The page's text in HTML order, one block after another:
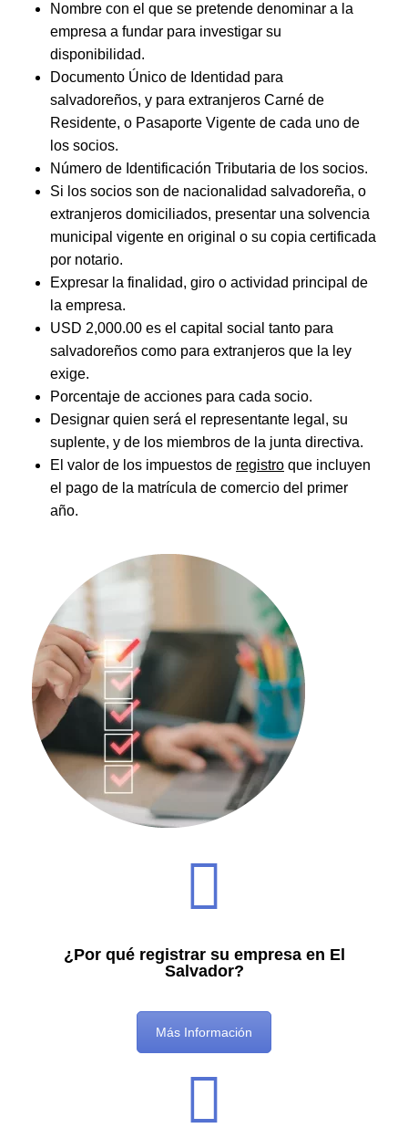
Nombre con el que se pretende denominar a la
empresa a fundar para investigar su
disponibilidad.
Documento Único de Identidad para
salvadoreños, y para extranjeros Carné de
Residente, o Pasaporte Vigente de cada uno de
los socios.
Número de Identificación Tributaria de los socios.
Si los socios son de nacionalidad salvadoreña, o
extranjeros domiciliados, presentar una solvencia
municipal vigente en original o su copia certificada
por notario.
Expresar la finalidad, giro o actividad principal de
la empresa.
USD 2,000.00 es el capital social tanto para
salvadoreños como para extranjeros que la ley
exige.
Porcentaje de acciones para cada socio.
Designar quien será el representante legal, su
suplente, y de los miembros de la junta directiva.
El valor de los impuestos de registro que incluyen
el pago de la matrícula de comercio del primer
año.
¿Por qué registrar su empresa en El
Salvador?
Más Información